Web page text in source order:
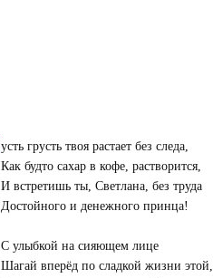
усть грусть твоя растает без следа,
Как будто сахар в кофе, растворится,
И встретишь ты, Светлана, без труда
Достойного и денежного принца!
С улыбкой на сияющем лице
Шагай вперёд по сладкой жизни этой,